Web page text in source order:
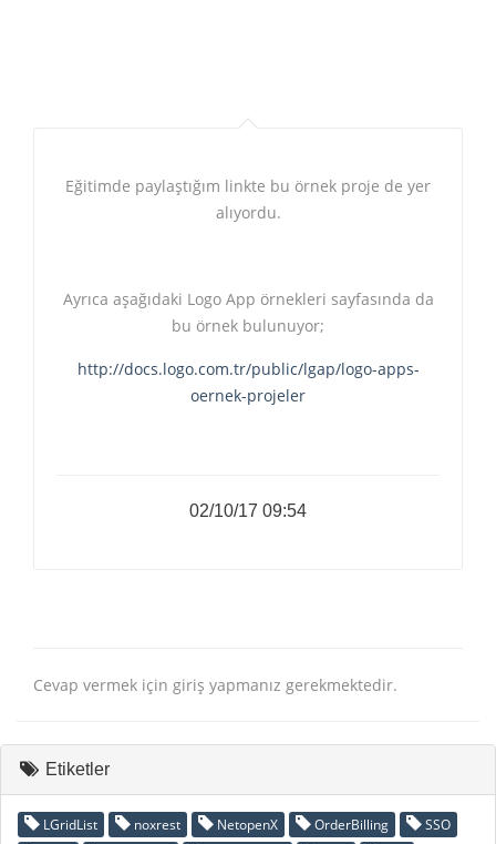
Eğitimde paylaştığım linkte bu örnek proje de yer
alıyordu.
Ayrıca aşağıdaki Logo App örnekleri sayfasında da
bu örnek bulunuyor;
http://docs.logo.com.tr/public/lgap/logo-apps-
oernek-projeler
02/10/17 09:54
Cevap vermek için giriş yapmanız gerekmektedir.
Etiketler
LGridList noxrest NetopenX OrderBilling
SSO